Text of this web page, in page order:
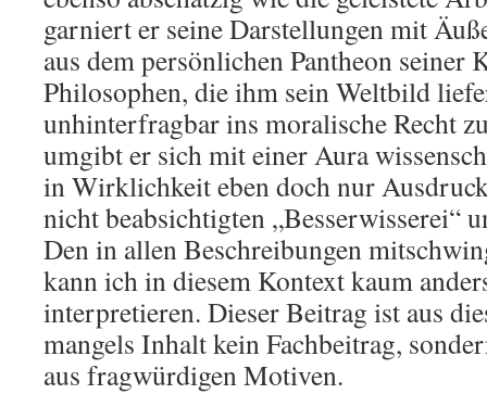
garniert er seine Darstellungen mit
aus dem persönlichen Pantheon seiner
Philosophen, die ihm sein Weltbild
unhinterfragbar ins moralische Recht
umgibt er sich mit einer Aura
in Wirklichkeit eben doch nur
nicht beabsichtigten „Besserwisserei“
Den in allen Beschreibungen
kann ich in diesem Kontext kaum
interpretieren. Dieser Beitrag ist aus
mangels Inhalt kein Fachbeitrag,
aus fragwürdigen Motiven.